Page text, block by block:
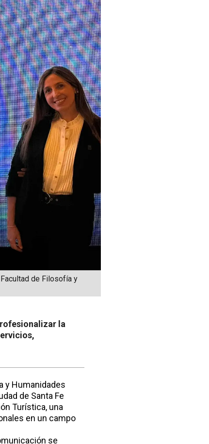
de Filosofía y
la
y Humanidades
de Santa Fe
Turística, una
en un campo
se